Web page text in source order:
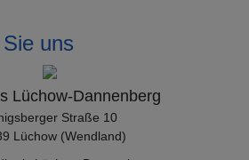
uns
Lüchow-Dannenberg
Straße 10
Lüchow (Wendland)